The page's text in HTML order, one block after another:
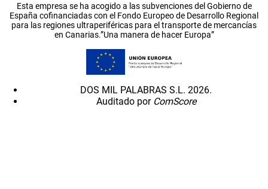
Esta empresa se ha acogido a las subvenciones del Gobierno de
España cofinanciadas con el Fondo Europeo de Desarrollo Regional
para las regiones ultraperiféricas para el transporte de mercancías
en Canarias.”Una manera de hacer Europa”
DOS MIL PALABRAS S.L. 2026.
Auditado por ComScore